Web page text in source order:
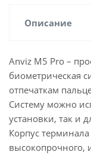
Описание
Anviz M5 Pro –
биометрическая
отпечаткам
Систему можно
установки, так и
Корпус
высокопрочного,